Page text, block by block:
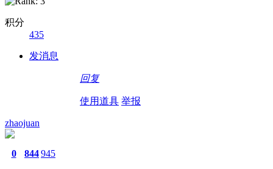
积分
435
发消息
回复
使用道具 举报
zhaojuan
0 844945